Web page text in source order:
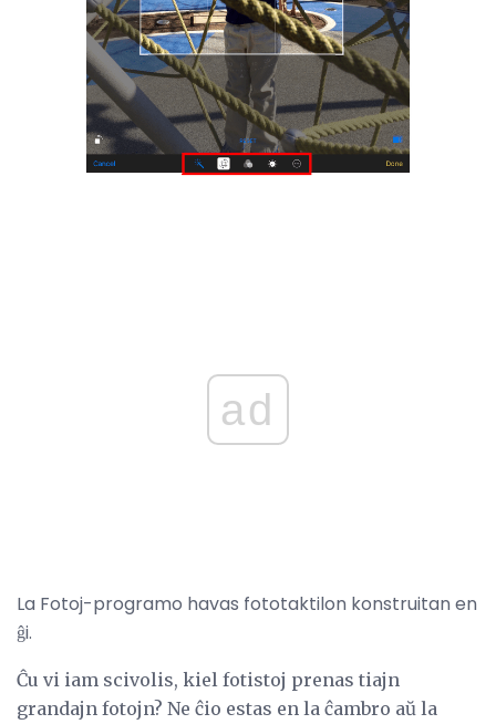
ad
La Fotoj-programo havas fototaktilon konstruitan en
ĝi.
Ĉu vi iam scivolis, kiel fotistoj prenas tiajn
grandajn fotojn? Ne ĉio estas en la ĉambro aŭ la